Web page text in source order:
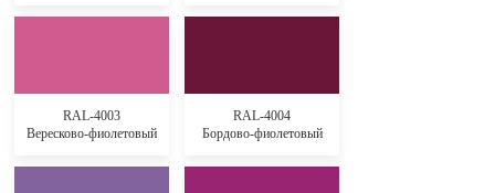
RAL-4003
Вересково-фиолетовый
RAL-4004
Бордово-фиолетовый